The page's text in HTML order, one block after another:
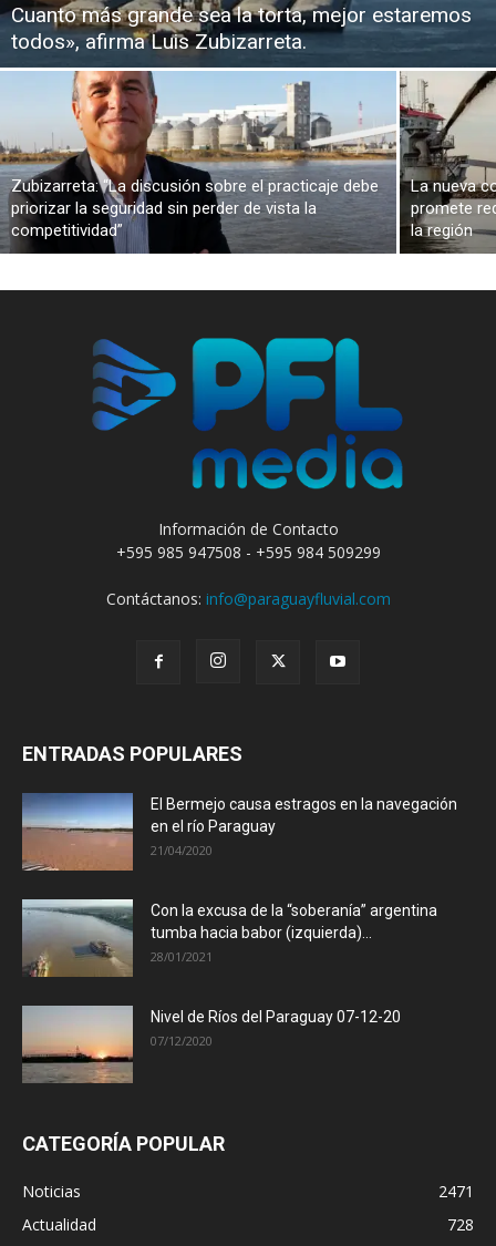
Cuanto más grande sea la torta, mejor estaremos
todos», afirma Luis Zubizarreta.
Zubizarreta: “La discusión sobre el practicaje debe
priorizar la seguridad sin perder de vista la
competitividad”
La nueva
promete
la región
Información de Contacto
+595 985 947508 - +595 984 509299
Contáctanos: info@paraguayfluvial.com
ENTRADAS POPULARES
El Bermejo causa estragos en la navegación
en el río Paraguay
21/04/2020
Con la excusa de la “soberanía” argentina
tumba hacia babor (izquierda)...
28/01/2021
Nivel de Ríos del Paraguay 07-12-20
07/12/2020
CATEGORÍA POPULAR
Noticias
2471
Actualidad
728